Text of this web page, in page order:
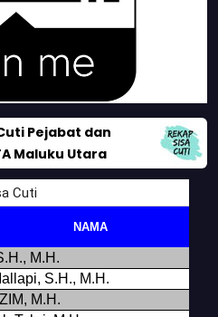
Pejabat dan
Maluku Utara